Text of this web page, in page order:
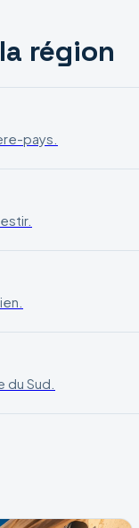
région
pays.
Sud.